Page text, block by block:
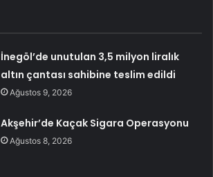
İnegöl’de unutulan 3,5 milyon liralık
altın çantası sahibine teslim edildi
Ağustos 9, 2026
Akşehir’de Kaçak Sigara Operasyonu
Ağustos 8, 2026